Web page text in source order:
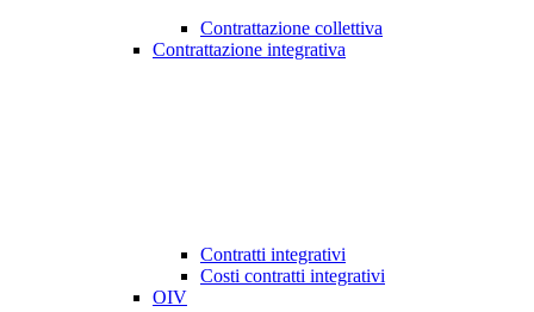
Contrattazione collettiva
Contrattazione integrativa
Contratti integrativi
Costi contratti integrativi
OIV